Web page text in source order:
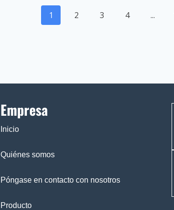
1 2 3 4 ...
Empresa
Inicio
Quiénes somos
Póngase en contacto con nosotros
Producto